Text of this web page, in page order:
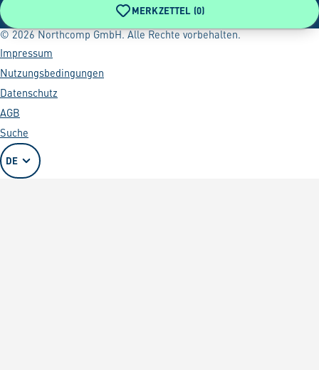
MERKZETTEL (0)
© 2026 Northcomp GmbH. Alle Rechte vorbehalten.
Impressum
Nutzungsbedingungen
Datenschutz
AGB
Suche
DE